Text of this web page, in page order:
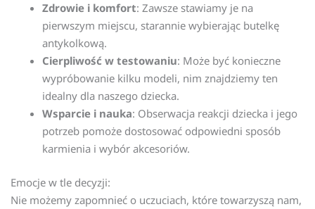
Zdrowie i komfort: Zawsze stawiamy je na
pierwszym miejscu, starannie wybierając butelkę
antykolkową.
Cierpliwość w testowaniu: Może być konieczne
wypróbowanie kilku modeli, nim znajdziemy ten
idealny dla naszego dziecka.
Wsparcie i nauka: Obserwacja reakcji dziecka i jego
potrzeb pomoże dostosować odpowiedni sposób
karmienia i wybór akcesoriów.
Emocje w tle decyzji:
Nie możemy zapomnieć o uczuciach, które towarzyszą nam,